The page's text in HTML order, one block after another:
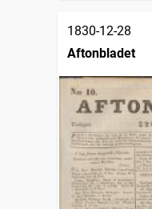
1830-12-28
Aftonbladet